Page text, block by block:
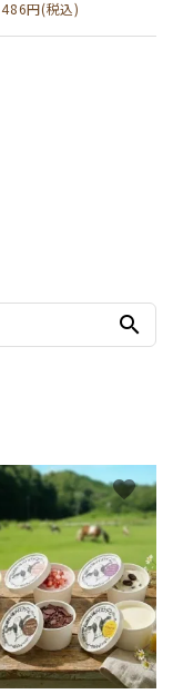
486円(税込)
search
favorite